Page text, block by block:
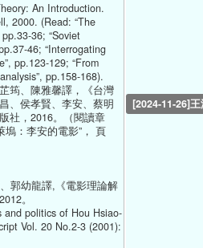
An Introduction.
2000. (Read: “The
36; “Soviet
46; “Interrogating
pp.123-129; “From
pp.158-168).
筠、陳雅馨譯，《台灣
、侯孝賢、李安、蔡明
社，2016。（閱讀章
塢：李安的電影”， 頁
郭幼龍譯,《電影理論解
。
and politics of Hou Hsiao-
Vol. 20 No.2-3 (2001):
[2024-11-26]